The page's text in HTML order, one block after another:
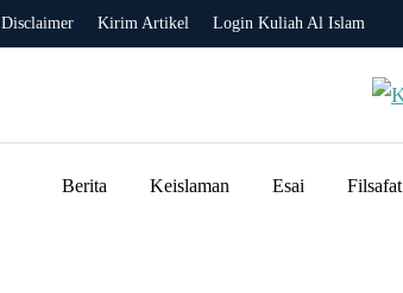
Disclaimer Kirim Artikel Login Kuliah Al Islam
Berita Keislaman Esai Filsafat